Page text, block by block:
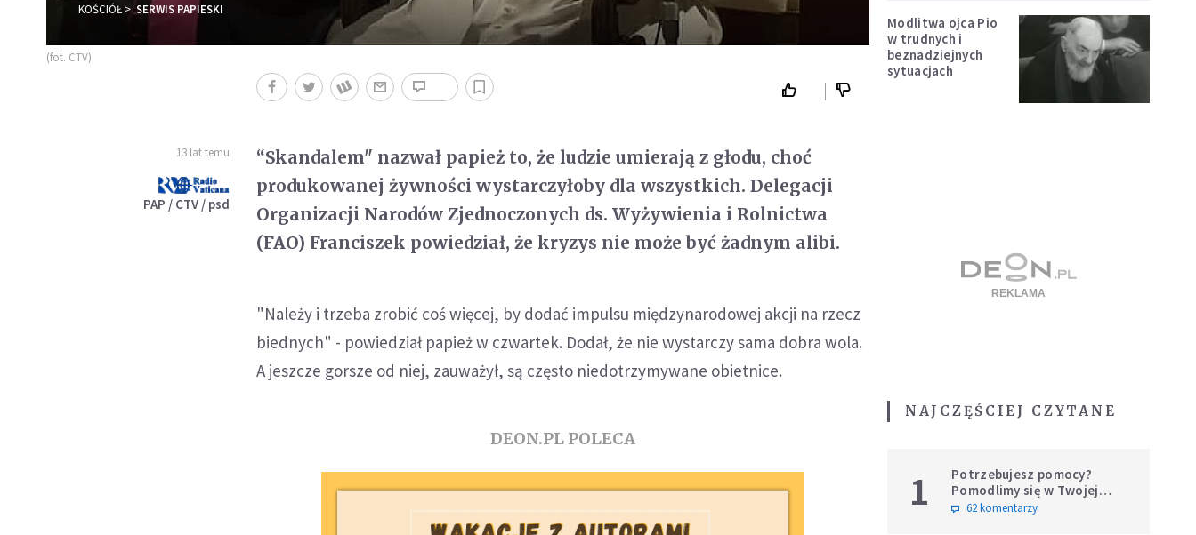
KOŚCIÓŁ SERWIS PAPIESKI
(fot. CTV)
13 lat temu
PAP / CTV / psd
“Skandalem" nazwał papież to, że ludzie umierają z głodu, choć
produkowanej żywności wystarczyłoby dla wszystkich. Delegacji
Organizacji Narodów Zjednoczonych ds. Wyżywienia i Rolnictwa
(FAO) Franciszek powiedział, że kryzys nie może być żadnym alibi.
"Należy i trzeba zrobić coś więcej, by dodać impulsu międzynarodowej akcji na rzecz
biednych" - powiedział papież w czwartek. Dodał, że nie wystarczy sama dobra wola.
A jeszcze gorsze od niej, zauważył, są często niedotrzymywane obietnice.
DEON.PL POLECA
Modlitwa ojca Pio
w trudnych i
beznadziejnych
sytuacjach
NAJCZĘŚCIEJ CZYTANE
1
Potrzebujesz pomocy?
Pomodlimy się w Twojej
intencji
62 komentarzy